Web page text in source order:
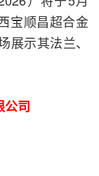
宝顺昌超合金
展示其法兰、
公司